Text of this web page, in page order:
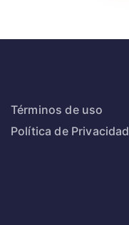
Términos de uso
Política de Privacidad